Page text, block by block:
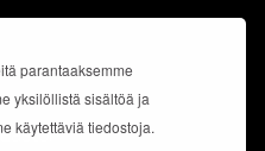
parantaaksemme
yksilöllistä sisältöä ja
käytettäviä tiedostoja.